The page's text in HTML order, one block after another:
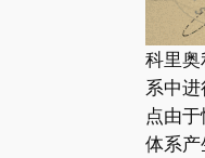
科里
系中
点由
体系